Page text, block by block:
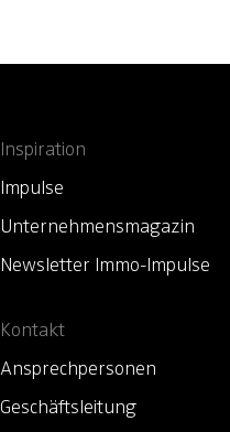
Inspiration
Impulse
Unternehmensmagazin
Newsletter Immo-Impulse
Kontakt
Ansprechpersonen
Geschäftsleitung